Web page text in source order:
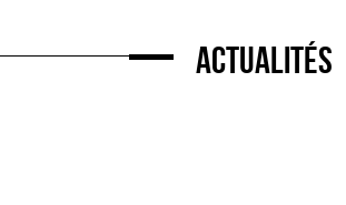
Actualités